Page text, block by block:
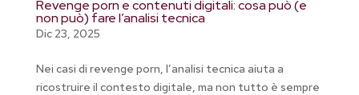
Revenge porn e contenuti digitali: cosa può (e
non può) fare l’analisi tecnica
Dic 23, 2025
Nei casi di revenge porn, l’analisi tecnica aiuta a
ricostruire il contesto digitale, ma non tutto è sempre